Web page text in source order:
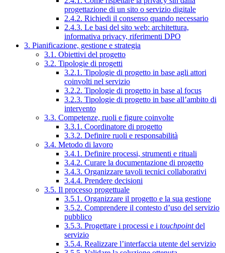
progettazione di un sito o servizio digitale
2.4.2. Richiedi il consenso quando necessario
2.4.3. Le basi del sito web: architettura,
informativa privacy, riferimenti DPO
3. Pianificazione, gestione e strategia
3.1. Obiettivi del progetto
3.2. Tipologie di progetti
3.2.1. Tipologie di progetto in base agli attori
coinvolti nel servizio
3.2.2. Tipologie di progetto in base al focus
3.2.3. Tipologie di progetto in base all’ambito di
intervento
3.3. Competenze, ruoli e figure coinvolte
3.3.1. Coordinatore di progetto
3.3.2. Definire ruoli e responsabilità
3.4. Metodo di lavoro
3.4.1. Definire processi, strumenti e rituali
3.4.2. Curare la documentazione di progetto
3.4.3. Organizzare tavoli tecnici collaborativi
3.4.4. Prendere decisioni
3.5. Il processo progettuale
3.5.1. Organizzare il progetto e la sua gestione
3.5.2. Comprendere il contesto d’uso del servizio
pubblico
3.5.3. Progettare i processi e i touchpointdel
servizio
3.5.4. Realizzare l’interfaccia utente del servizio